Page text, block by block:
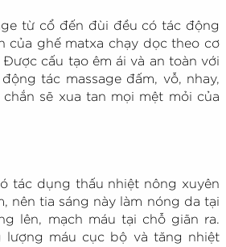
từ cổ đến đùi đều có tác động
của ghế matxa chạy dọc theo cơ
cấu tạo êm ái và an toàn với
tác massage đấm, vỗ, nhay,
sẽ xua tan mọi mệt mỏi của
tác dụng thấu nhiệt nông xuyên
nên tia sáng này làm nóng da tại
lên, mạch máu tại chỗ giãn ra.
lượng máu cục bộ và tăng nhiệt